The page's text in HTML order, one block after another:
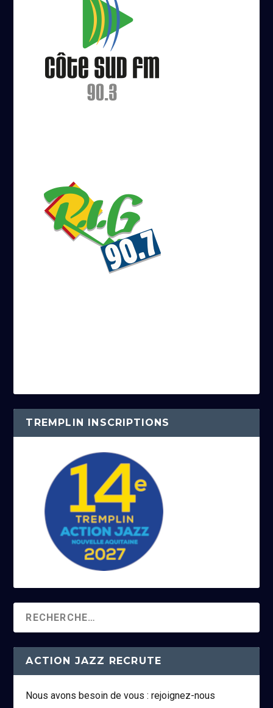
TREMPLIN INSCRIPTIONS
ACTION JAZZ RECRUTE
Nous avons besoin de vous : rejoignez-nous